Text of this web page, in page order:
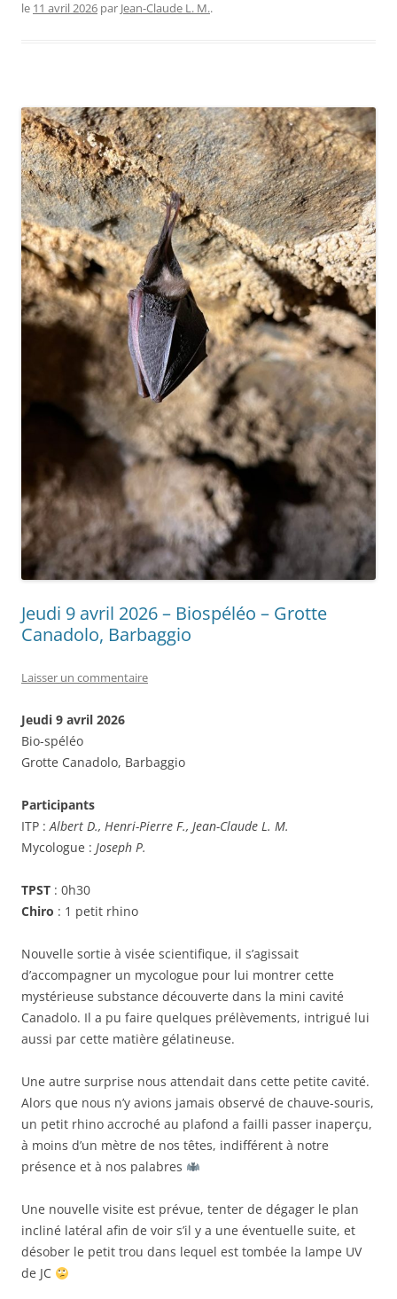
le 11 avril 2026 par Jean-Claude L. M..
Jeudi 9 avril 2026 – Biospéléo – Grotte
Canadolo, Barbaggio
Laisser un commentaire
Jeudi 9 avril 2026
Bio-spéléo
Grotte Canadolo, Barbaggio
Participants
ITP :Albert D., Henri-Pierre F., Jean-Claude L. M.
Mycologue : Joseph P.
TPST : 0h30
Chiro : 1 petit rhino
Nouvelle sortie à visée scientifique, il s’agissait
d’accompagner un mycologue pour lui montrer cette
mystérieuse substance découverte dans la mini cavité
Canadolo. Il a pu faire quelques prélèvements, intrigué lui
aussi par cette matière gélatineuse.
Une autre surprise nous attendait dans cette petite cavité.
Alors que nous n’y avions jamais observé de chauve-souris,
un petit rhino accroché au plafond a failli passer inaperçu,
à moins d’un mètre de nos têtes, indifférent à notre
présence et à nos palabres
Une nouvelle visite est prévue, tenter de dégager le plan
incliné latéral afin de voir s’il y a une éventuelle suite, et
désober le petit trou dans lequel est tombée la lampe UV
de JC